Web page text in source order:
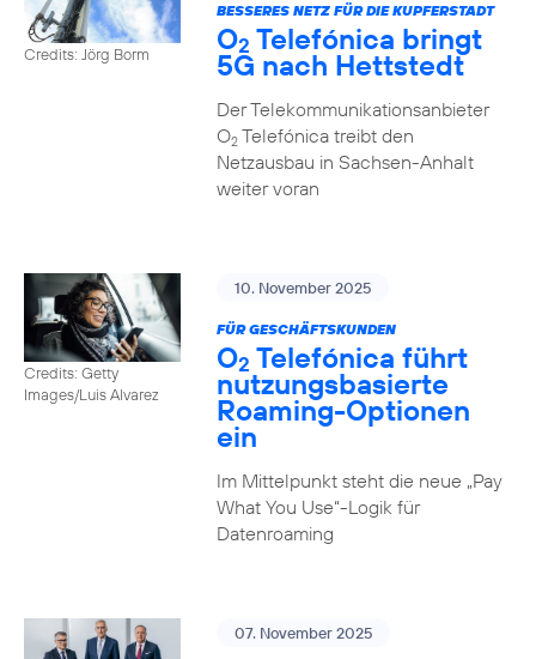
Credits: Jörg Borm
BESSERES NETZ FÜR DIE KUPFERSTADT
O2 Telefónica bringt
5G nach Hettstedt
Der Telekommunikationsanbieter
O2Telefónica treibt den
Netzausbau in Sachsen-Anhalt
weiter voran
Credits: Getty
Images/Luis Alvarez
10. November 2025
FÜR GESCHÄFTSKUNDEN
O2 Telefónica führt
nutzungs­basierte
Roaming-Optionen
ein
Im Mittelpunkt steht die neue „Pay
What You Use“-Logik für
Datenroaming
07. November 2025